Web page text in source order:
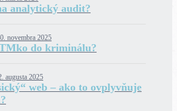
analytický audit?
novembra 2025
do kriminálu?
augusta 2025
web – ako to ovplyvňuje